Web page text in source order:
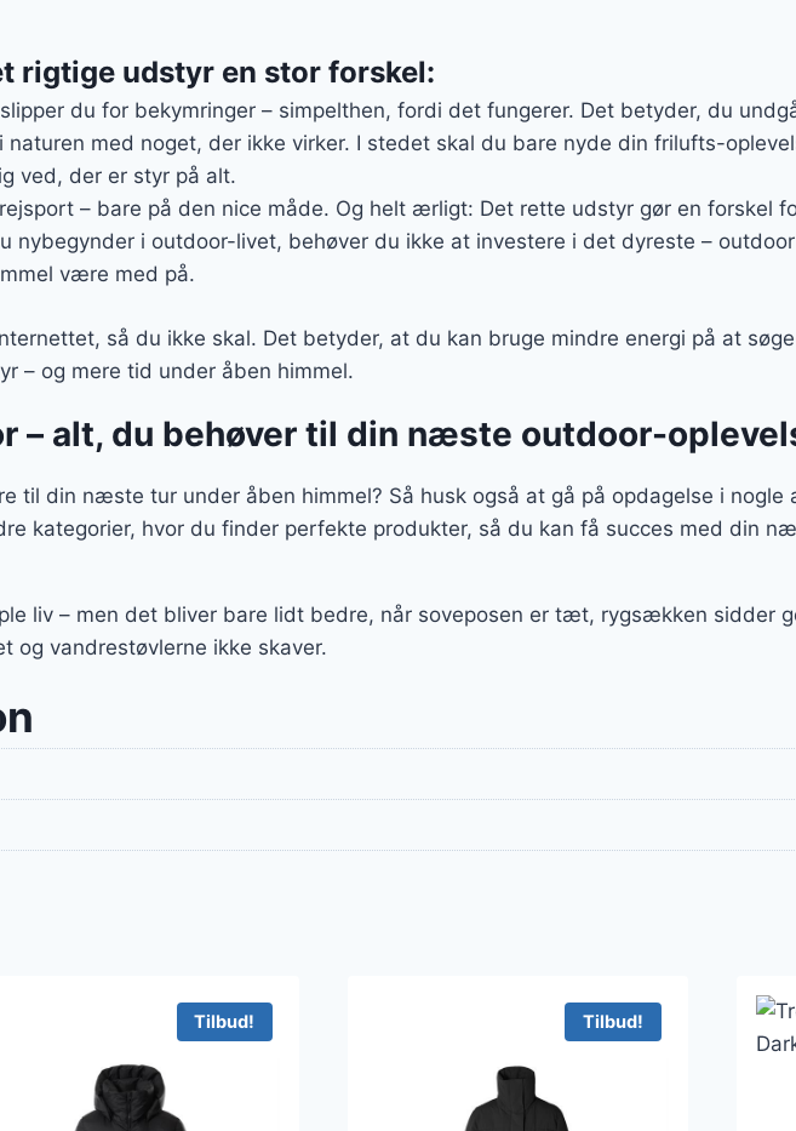
rigtige udstyr en stor forskel:
du for bekymringer – simpelthen, fordi det fungerer. Det betyder, du
naturen med noget, der ikke virker. I stedet skal du bare nyde din frilufts-
ved, der er styr på alt.
– bare på den nice måde. Og helt ærligt: Det rette udstyr gør en forskel
nybegynder i outdoor-livet, behøver du ikke at investere i det dyreste – outdoor
være med på.
så du ikke skal. Det betyder, at du kan bruge mindre energi på at søge
– og mere tid under åben himmel.
– alt, du behøver til din næste outdoor-
til din næste tur under åben himmel? Så husk også at gå på opdagelse i nogle
kategorier, hvor du finder perfekte produkter, så du kan få succes med din
liv – men det bliver bare lidt bedre, når soveposen er tæt, rygsækken sidder
og vandrestøvlerne ikke skaver.
Tilbud! Tilbud!